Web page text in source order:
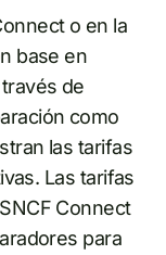
o en la
base en
de
como
las tarifas
Las tarifas
Connect
para